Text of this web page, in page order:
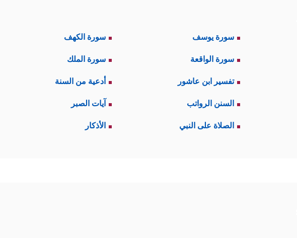
سورة يوسف سورة الكهف
سورة الواقعة سورة الملك
تفسير ابن عاشور أدعية من السنة
السنن الرواتب آيات الصبر
الصلاة على النبي الأذكار